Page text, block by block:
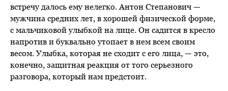
встречу далось ему нелегко. Антон Степанович —
мужчина средних лет, в хорошей физической форме,
с мальчиковой улыбкой на лице. Он садится в кресло
напротив и буквально утопает в нем всем своим
весом. Улыбка, которая не сходит с его лица, — это,
конечно, защитная реакция от того серьезного
разговора, который нам предстоит.